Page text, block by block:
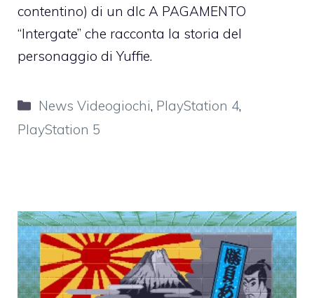
contentino) di un dlc A PAGAMENTO
“Intergate” che racconta la storia del
personaggio di Yuffie.
Categorie
News Videogiochi, PlayStation 4,
PlayStation 5